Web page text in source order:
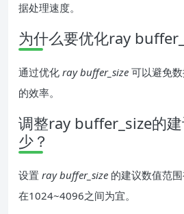
据处理速度。
为什么要优化ray
通过优化 ray buffer_size 可以避免
的效率。
调整ray buffer_size的
少？
设置 ray buffer_size 的建议数值范
在1024~4096之间为宜。